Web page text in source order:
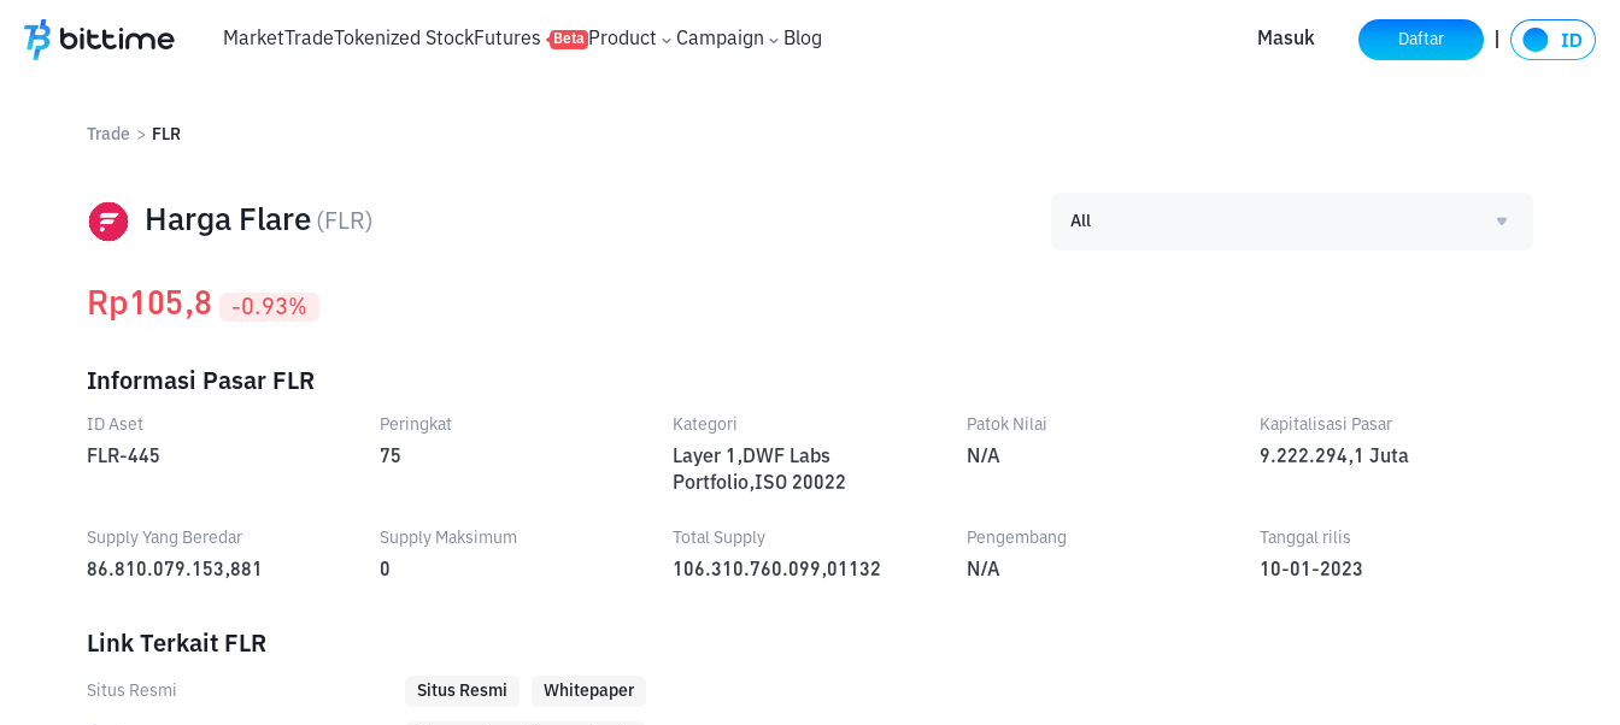
MarketTradeTokenized StockFutures Beta Product Campaign Blog Masuk Daftar
Trade > FLR
Harga Flare ( FLR) All
Rp105,8 -0.93%
Informasi Pasar FLR
ID Aset
FLR-445
Peringkat
75
Kategori
Layer 1,DWF Labs
Portfolio,ISO 20022
Patok Nilai
N/A
Kapitalisasi Pasar
9.222.294,1 Juta
Supply Yang Beredar
86.810.079.153,881
Supply Maksimum
0
Total Supply
106.310.760.099,01132
Pengembang
N/A
Tanggal rilis
10-01-2023
Link Terkait FLR
Situs Resmi Situs Resmi Whitepaper